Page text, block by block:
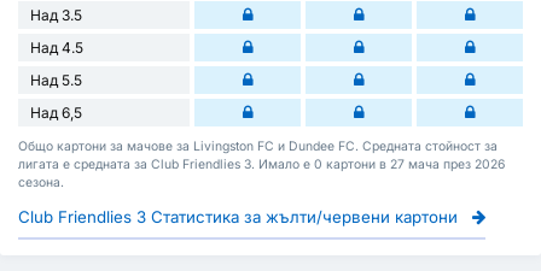
Над 3.5
Над 4.5
Над 5.5
Над 6,5
Общо картони за мачове за Livingston FC и Dundee FC. Средната стойност за
лигата е средната за Club Friendlies 3. Имало е 0 картони в 27 мача през 2026
сезона.
Club Friendlies 3 Статистика за жълти/червени картони